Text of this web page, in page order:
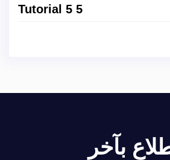
Tutorial 5 5
بآخر